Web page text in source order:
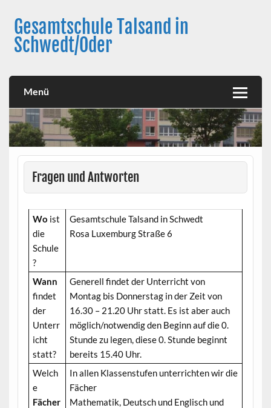
contentGesamtschule Talsand in
Schwedt/Oder
Menü
Fragen und Antworten
Wo ist
die
Schule
?
Gesamtschule Talsand in Schwedt
Rosa Luxemburg Straße 6
Wann
findet
der
Unterr
icht
statt?
Generell findet der Unterricht von
Montag bis Donnerstag in der Zeit von
16.30 – 21.20 Uhr statt. Es ist aber auch
möglich/notwendig den Beginn auf die 0.
Stunde zu legen, diese 0. Stunde beginnt
bereits 15.40 Uhr.
Welch
e
Fächer
In allen Klassenstufen unterrichten wir die
Fächer
Mathematik, Deutsch und Englisch und